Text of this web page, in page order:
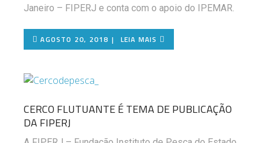
Janeiro – FIPERJ e conta com o apoio do IPEMAR.
AGOSTO 20, 2018 LEIA MAIS
CERCO FLUTUANTE É TEMA DE PUBLICAÇÃO
DA FIPERJ